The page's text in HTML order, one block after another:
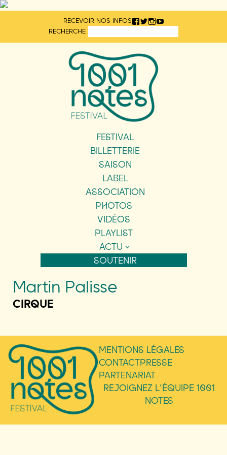
RECEVOIR NOS INFOS
RECHERCHE
FESTIVAL
BILLETTERIE
SAISON
LABEL
ASSOCIATION
PHOTOS
VIDÉOS
PLAYLIST
ACTU
SOUTENIR
Martin Palisse
CIRQUE
MENTIONS LÉGALES
CONTACTPRESSE
PARTENARIAT
REJOIGNEZ L’ÉQUIPE 1001
NOTES